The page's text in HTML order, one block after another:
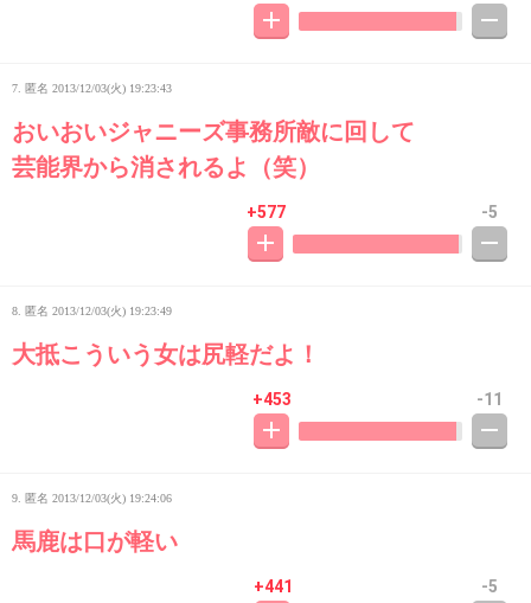
7. 匿名 2013/12/03(火) 19:23:43
おいおいジャニーズ事務所敵に回して
芸能界から消されるよ（笑）
+577 -5
8. 匿名 2013/12/03(火) 19:23:49
大抵こういう女は尻軽だよ！
+453 -11
9. 匿名 2013/12/03(火) 19:24:06
馬鹿は口が軽い
+441 -5